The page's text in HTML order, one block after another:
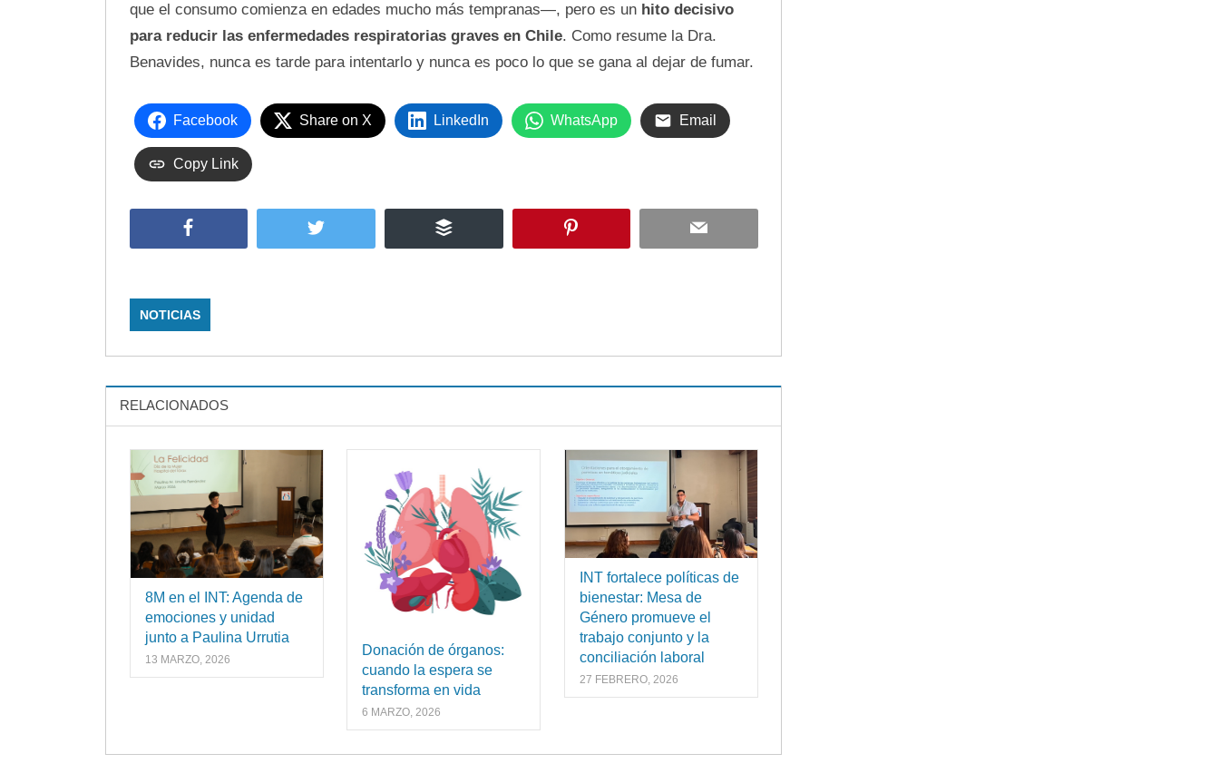
que el consumo comienza en edades mucho más tempranas—, pero es un hito decisivo
para reducir las enfermedades respiratorias graves en Chile. Como resume la Dra.
Benavides, nunca es tarde para intentarlo y nunca es poco lo que se gana al dejar de fumar.
Facebook Share on X LinkedIn WhatsApp Email
Copy Link
Twitter Buffer Email
NOTICIAS
RELACIONADOS
8M en el INT: Agenda de
emociones y unidad
junto a Paulina Urrutia
13 MARZO, 2026
Donación de órganos:
cuando la espera se
transforma en vida
6 MARZO, 2026
INT fortalece políticas de
bienestar: Mesa de
Género promueve el
trabajo conjunto y la
conciliación laboral
27 FEBRERO, 2026